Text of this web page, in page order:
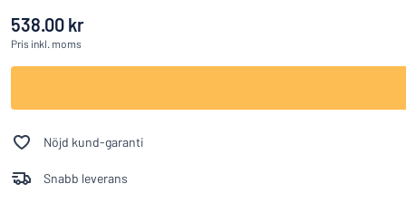
538.00 kr
Pris inkl. moms
Nöjd kund-garanti
Snabb leverans